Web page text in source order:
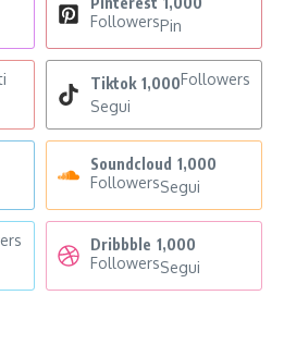
FollowersPin
Tiktok 1,000Followers
Segui
Soundcloud 1,000
FollowersSegui
Dribbble 1,000
FollowersSegui